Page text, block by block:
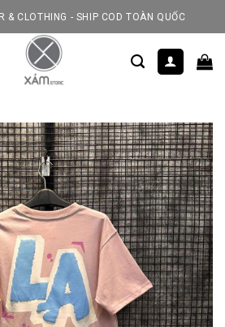
& CLOTHING - SHIP COD TOÀN QUỐC